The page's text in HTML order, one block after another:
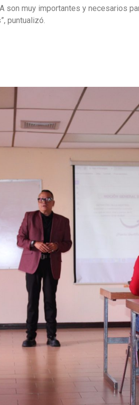
muy importantes y necesarios
puntualizó.